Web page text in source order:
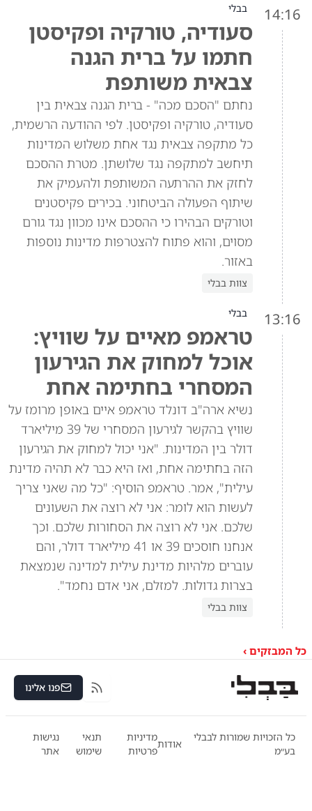
14:16 בבלי
סעודיה, טורקיה ופקיסטן
חתמו על ברית הגנה
צבאית משותפת
נחתם "הסכם מכה" - ברית הגנה צבאית בין
סעודיה, טורקיה ופקיסטן. לפי ההודעה הרשמית,
כל מתקפה צבאית נגד אחת משלוש המדינות
תיחשב למתקפה נגד שלושתן. מטרת ההסכם
לחזק את ההרתעה המשותפת ולהעמיק את
שיתוף הפעולה הביטחוני. בכירים פקיסטנים
וטורקים הבהירו כי ההסכם אינו מכוון נגד גורם
מסוים, והוא פתוח להצטרפות מדינות נוספות
באזור.
צוות בבלי
13:16 בבלי
טראמפ מאיים על שוויץ:
אוכל למחוק את הגירעון
המסחרי בחתימה אחת
נשיא ארה"ב דונלד טראמפ איים באופן מרומז על
שוויץ בהקשר לגירעון המסחרי של 39 מיליארד
דולר בין המדינות. "אני יכול למחוק את הגירעון
הזה בחתימה אחת, ואז היא כבר לא תהיה מדינת
עילית", אמר. טראמפ הוסיף: "כל מה שאני צריך
לעשות הוא לומר: אני לא רוצה את השעונים
שלכם. אני לא רוצה את הסחורות שלכם. וכך
אנחנו חוסכים 39 או 41 מיליארד דולר, והם
עוברים מלהיות מדינת עילית למדינה שנמצאת
בצרות גדולות. למזלם, אני אדם נחמד".
צוות בבלי
כל המבזקים ›
RSS פנו אלינו
כל הזכויות שמורות לבבלי
בע״מ
אודות
מדיניות
פרטיות
תנאי
שימוש
נגישות
אתר